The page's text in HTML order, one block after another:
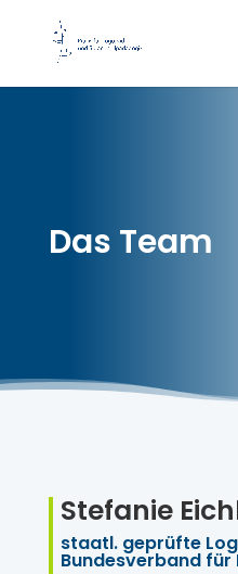
Das Team
Stefanie
staatl. geprüfte
Bundesverband für